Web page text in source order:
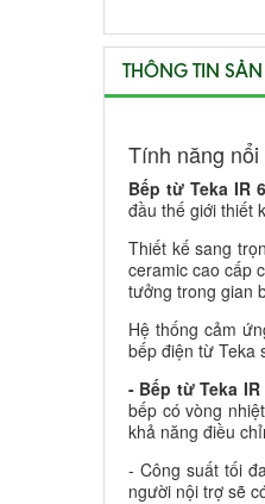
THÔNG TIN
Tính năng
Bếp từ Teka IR
đầu thế giới thiết
Thiết kế sang
ceramic cao cấp
tưởng trong gian
Hệ thống cảm
bếp điện từ Teka
- Bếp từ Teka
bếp có vòng
khả năng điều
- Công suất tối
người nội trợ sẽ